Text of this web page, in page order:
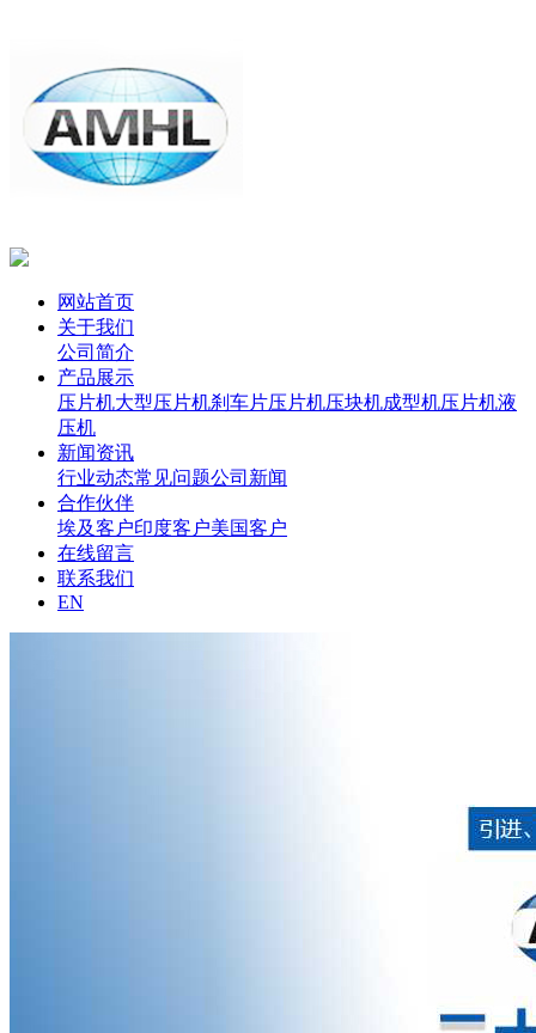
网站首页
关于我们
公司简介
产品展示
压片机大型压片机刹车片压片机压块机成型机压片机液
压机
新闻资讯
行业动态常见问题公司新闻
合作伙伴
埃及客户印度客户美国客户
在线留言
联系我们
EN